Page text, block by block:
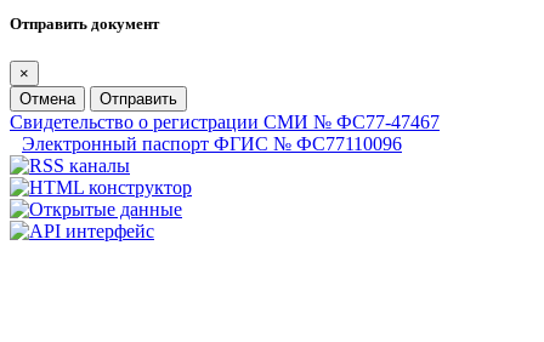
Отправить документ
×
Отмена
Отправить
Свидетельство о регистрации СМИ № ФС77-47467
Электронный паспорт ФГИС № ФС77110096